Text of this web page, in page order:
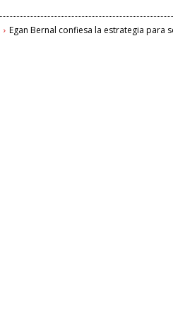
Egan Bernal confiesa la estrategia para